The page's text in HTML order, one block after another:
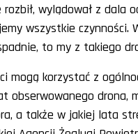
rozbił, wylądował z dala
wszystkie czynności.
to my z takiego
mogą korzystać z
obserwowanego drona,
a także w jakiej lata